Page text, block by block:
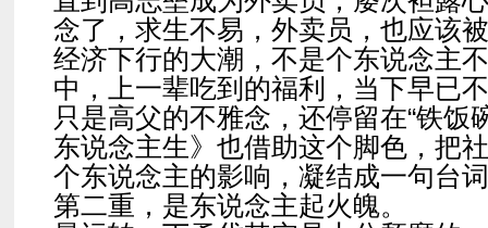
念了，求生不易，外卖员，也应该
经济下行的大潮，不是个东说念主
中，上一辈吃到的福利，当下早已
只是高父的不雅念，还停留在“铁饭
东说念主生》也借助这个脚色，把
个东说念主的影响，凝结成一句台
第二重，是东说念主起火魄。